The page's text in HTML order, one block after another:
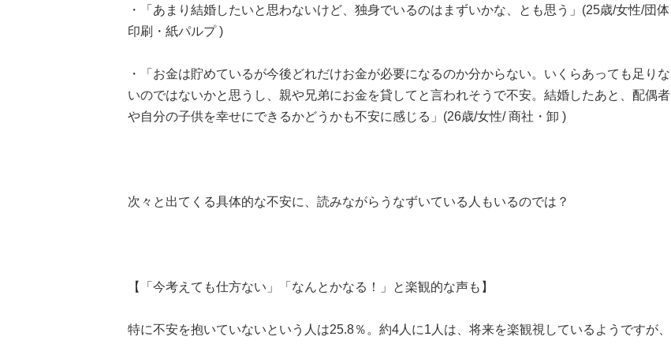
・「あまり結婚したいと思わないけど、独身でいるのはまずいかな、とも思う」(25歳/女性/団体
印刷・紙パルプ )
・「お金は貯めているが今後どれだけお金が必要になるのか分からない。いくらあっても足りな
いのではないかと思うし、親や兄弟にお金を貸してと言われそうで不安。結婚したあと、配偶者
や自分の子供を幸せにできるかどうかも不安に感じる」(26歳/女性/ 商社・卸 )
次々と出てくる具体的な不安に、読みながらうなずいている人もいるのでは？
【「今考えても仕方ない」「なんとかなる！」と楽観的な声も】
特に不安を抱いていないという人は25.8％。約4人に1人は、将来を楽観視しているようですが、